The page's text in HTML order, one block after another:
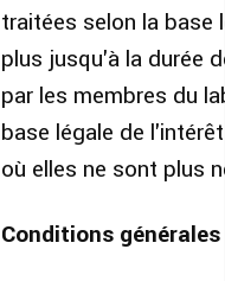
traitées selon la base
plus jusqu'à la durée
par les membres du
base légale de
où elles ne sont plus
Conditions